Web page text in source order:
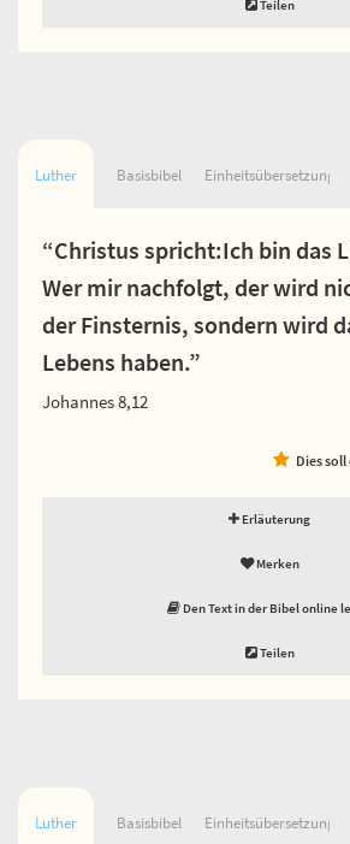
Teilen
Luther Basisbibel Einheitsübersetzung
“Christus spricht:Ich bin das
Wer mir nachfolgt, der wird
der Finsternis, sondern wird
Lebens haben.”
Johannes 8,12
Dies
Erläuterung
Merken
Den Text in der Bibel online
Teilen
Luther Basisbibel Einheitsübersetzung